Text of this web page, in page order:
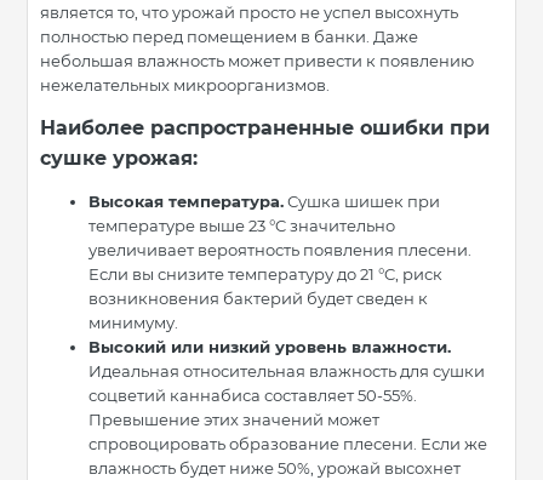
является то, что урожай просто не успел высохнуть
полностью перед помещением в банки. Даже
небольшая влажность может привести к появлению
нежелательных микроорганизмов.
Наиболее распространенные ошибки при
сушке урожая:
Высокая температура.Сушка шишек при
температуре выше 23 °C значительно
увеличивает вероятность появления плесени.
Если вы снизите температуру до 21 °C, риск
возникновения бактерий будет сведен к
минимуму.
Высокий или низкий уровень влажности.
Идеальная относительная влажность для сушки
соцветий каннабиса составляет 50-55%.
Превышение этих значений может
спровоцировать образование плесени. Если же
влажность будет ниже 50%, урожай высохнет